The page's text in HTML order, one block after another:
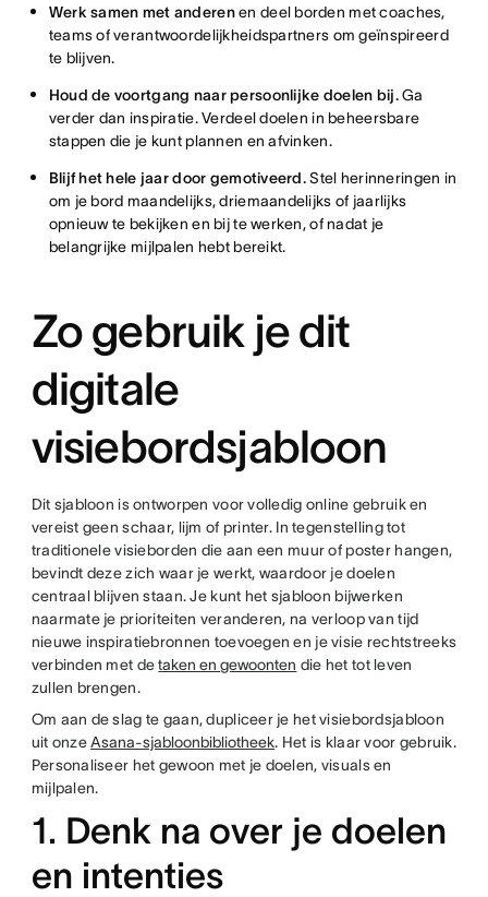
Werk samen met anderenen deel borden met coaches,
teams of verantwoordelijkheidspartners om geïnspireerd
te blijven.
Houd de voortgang naar persoonlijke doelen bij.Ga
verder dan inspiratie. Verdeel doelen in beheersbare
stappen die je kunt plannen en afvinken.
Blijf het hele jaar door gemotiveerd.Stel herinneringen in
om je bord maandelijks, driemaandelijks of jaarlijks
opnieuw te bekijken en bij te werken, of nadat je
belangrijke mijlpalen hebt bereikt.
Zo gebruik je dit
digitale
visiebordsjabloon
Dit sjabloon is ontworpen voor volledig online gebruik en
vereist geen schaar, lijm of printer. In tegenstelling tot
traditionele visieborden die aan een muur of poster hangen,
bevindt deze zich waar je werkt, waardoor je doelen
centraal blijven staan. Je kunt het sjabloon bijwerken
naarmate je prioriteiten veranderen, na verloop van tijd
nieuwe inspiratiebronnen toevoegen en je visie rechtstreeks
verbinden met detaken en gewoonten die het tot leven
zullen brengen.
Om aan de slag te gaan, dupliceer je het visiebordsjabloon
uit onzeAsana-sjabloonbibliotheek. Het is klaar voor gebruik.
Personaliseer het gewoon met je doelen, visuals en
mijlpalen.
1. Denk na over je doelen
en intenties